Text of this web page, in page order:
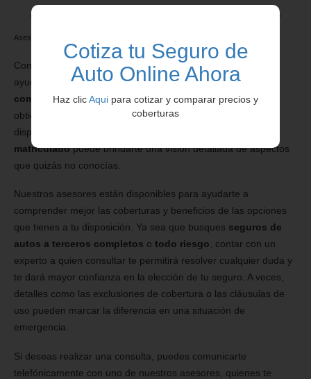
Cotiza tu Seguro de
Auto Online Ahora
Haz clicAqui para cotizar y comparar precios y
coberturas
Asesoramiento Telefónico con Profesionales Matriculados
Contar con el respaldo de un asesor en seguros puede
ayudarte a tomar la decisión correcta. Cuando utilizas un
comparador de seguros de auto con cotización online
obtienes una visión general de los precios y coberturas
disponibles. Sin embargo, la ayuda de un
matriculadopuede brindarte una visión detallada de aspectos
que quizás no conocías.
Nuestros asesores están disponibles para ayudarte a
comprender mejor las coberturas y beneficios de las opciones
que tienes a tu disposición. Ya sea que busques seguros de
autos a terceros completos o todo riesgo, contar con un
experto a quien consultar te permitirá resolver cualquier duda y
te dará mayor confianza en la elección de tu seguro. A veces,
detalles como las exclusiones de cobertura o las cláusulas de
uso pueden marcar la diferencia en una situación de
emergencia.
Si deseas realizar una consulta, puedes comunicarte
telefónicamente con uno de nuestros asesores, quienes te